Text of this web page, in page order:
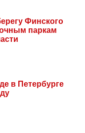
Финского
паркам
в Петербурге